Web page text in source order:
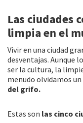
primaria
raudales
Las ciudades
limpia en el
Vivir en una ciudad
desventajas. Aunque
ser la cultura, la
menudo olvidamos
del grifo.
Estas son las cinco